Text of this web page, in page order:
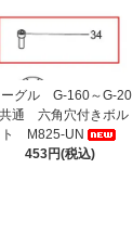
ーグル G-160～G-20
通 六角穴付きボル
ト M825-UN
453円(税込)